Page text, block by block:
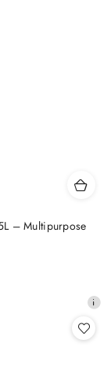
– Multipurpose